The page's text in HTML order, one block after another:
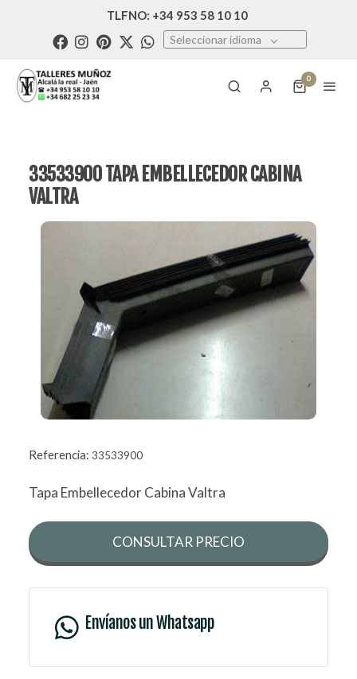
TLFNO: +34 953 58 10 10
Seleccionar idioma
0
33533900 TAPA EMBELLECEDOR CABINA
VALTRA
Referencia: 33533900
Tapa Embellecedor Cabina Valtra
CONSULTAR PRECIO
Envíanos un Whatsapp